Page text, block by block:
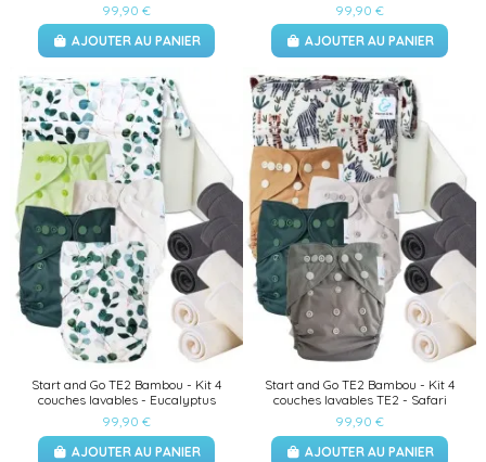
99,90 €
AJOUTER AU PANIER
99,90 €
AJOUTER AU PANIER
Start and Go TE2 Bambou - Kit 4
couches lavables - Eucalyptus
99,90 €
AJOUTER AU PANIER
Start and Go TE2 Bambou - Kit 4
couches lavables TE2 - Safari
99,90 €
AJOUTER AU PANIER